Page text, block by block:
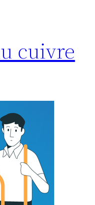
cuivre